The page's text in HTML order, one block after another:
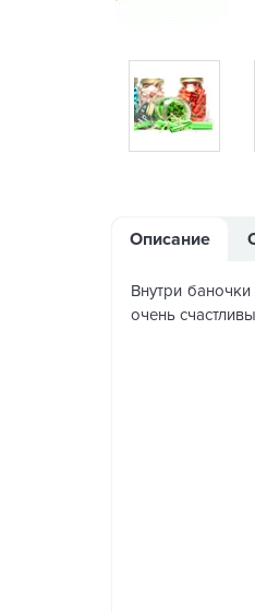
Описание
Внутри
очень